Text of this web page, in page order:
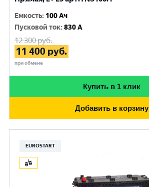
Емкость: 100 Ач
Пусковой ток:830 A
12 300руб.
11 400 руб.
при обмене
Купить в 1 клик
Добавить в корзину
EUROSTART